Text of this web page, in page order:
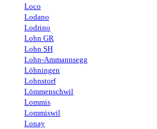
Loco
Lodano
Lodrino
Lohn GR
Lohn SH
Lohn-Ammannsegg
Löhningen
Lohnstorf
Lömmenschwil
Lommis
Lommiswil
Lonay